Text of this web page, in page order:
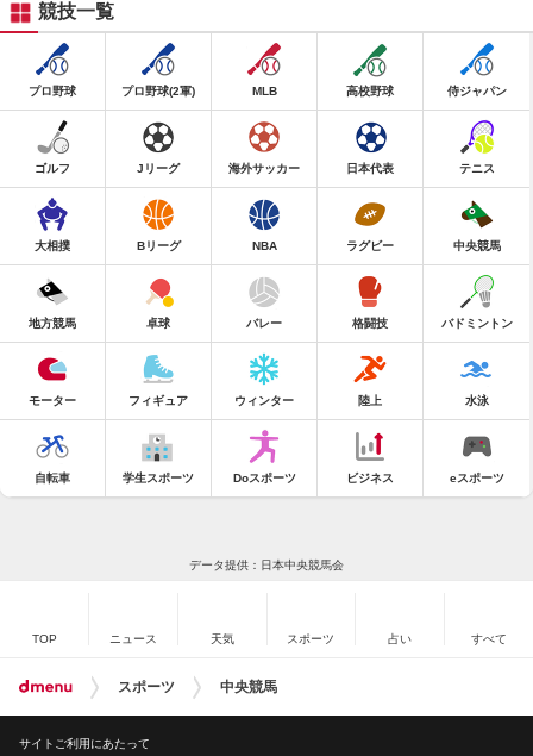
競技一覧
プロ野球 プロ野球(2軍) MLB 高校野球 侍ジャパン
ゴルフ Jリーグ 海外サッカー 日本代表 テニス
大相撲 Bリーグ NBA ラグビー 中央競馬
地方競馬 卓球 バレー 格闘技 バドミントン
モーター フィギュア ウィンター 陸上 水泳
自転車 学生スポーツ Doスポーツ ビジネス eスポーツ
データ提供：日本中央競馬会
TOP ニュース 天気 スポーツ 占い すべて
スポーツ 中央競馬
サイトご利用にあたって